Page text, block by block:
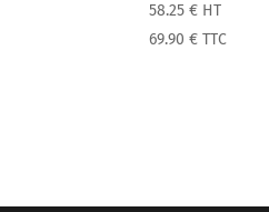
58.25€ HT
69.90€ TTC